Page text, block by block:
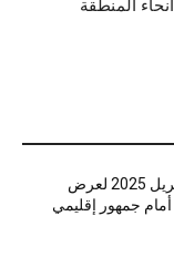
المنطقة
فنون العالم دبي يعود في أبريل 2025 لعرض
جمهور إقليمي